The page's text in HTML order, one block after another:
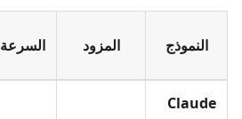
النموذج المزود السرعة
Claude